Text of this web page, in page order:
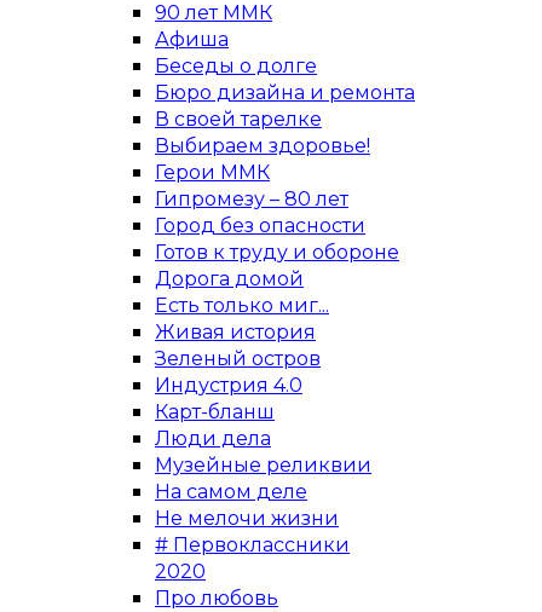
90 лет ММК
Афиша
Беседы о долге
Бюро дизайна и ремонта
В своей тарелке
Выбираем здоровье!
Герои ММК
Гипромезу – 80 лет
Город без опасности
Готов к труду и обороне
Дорога домой
Есть только миг...
Живая история
Зеленый остров
Индустрия 4.0
Карт-бланш
Люди дела
Музейные реликвии
На самом деле
Не мелочи жизни
# Первоклассники
2020
Про любовь